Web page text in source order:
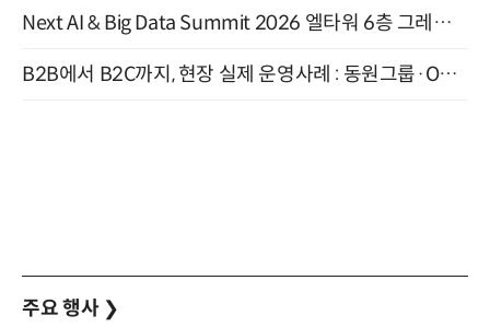
Next AI & Big Data Summit 2026 엘타워 6층 그레이스홀 개최 (9/18)
B2B에서 B2C까지, 현장 실제 운영사례 : 동원그룹·OCI·다이닝브랜즈그룹·당근 (8/27)
주요 행사 ❯